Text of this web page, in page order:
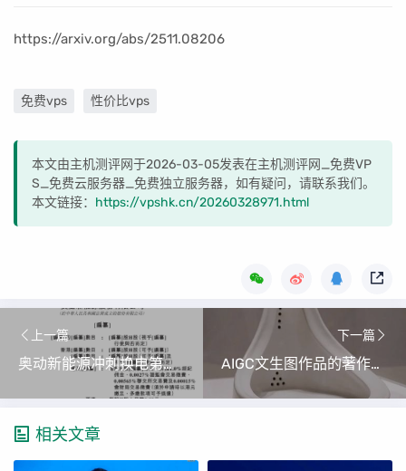
https://arxiv.org/abs/2511.08206
免费vps 性价比vps
本文由主机测评网于2026-03-05发表在主机测评网_免费VP
S_免费云服务器_免费独立服务器，如有疑问，请联系我们。
本文链接： https://vpshk.cn/20260328971.html
上一篇
奥动新能源冲刺换电第一股 上半年营收下滑31.7% 亏损收窄44.52%
下一篇
AIGC文生图作品的著作权保护与独创性标准探析
相关文章